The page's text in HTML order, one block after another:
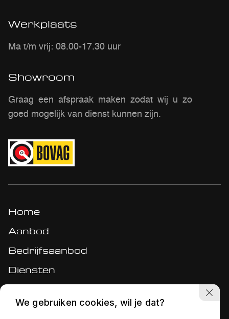
Werkplaats
Ma t/m vrij: 08.00-17.30 uur
Showroom
Graag een afspraak maken zodat wij u zo
goed mogelijk van dienst kunnen zijn.
Home
Aanbod
Bedrijfsaanbod
Diensten
Over ons
We gebruiken cookies, wil je dat?